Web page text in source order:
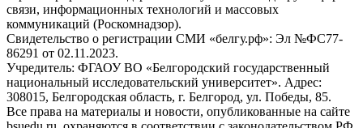
связи, информационных технологий и массовых
коммуникаций (Роскомнадзор).
Свидетельство о регистрации СМИ «белгу.рф»: Эл №ФС77-
86291 от 02.11.2023.
Учредитель: ФГАОУ ВО «Белгородский государственный
национальный исследовательский университет». Адрес:
308015, Белгородская область, г. Белгород, ул. Победы, 85.
Все права на материалы и новости, опубликованные на сайте